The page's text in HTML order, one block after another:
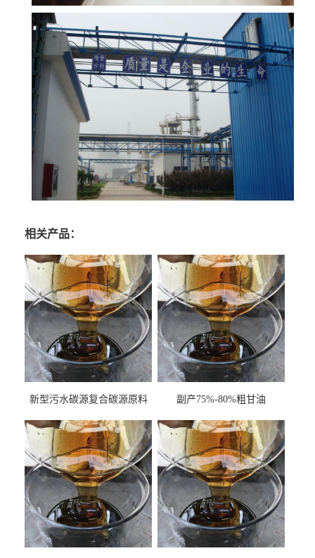
相关产品：
新型污水碳源复合碳源原料
副产75%-80%粗甘油